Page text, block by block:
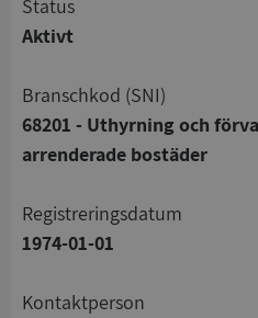
status
Aktivt
branschkod (SNI)
68201 - Uthyrning och
arrenderade bostäder
registreringsdatum
1974-01-01
Kontaktperson